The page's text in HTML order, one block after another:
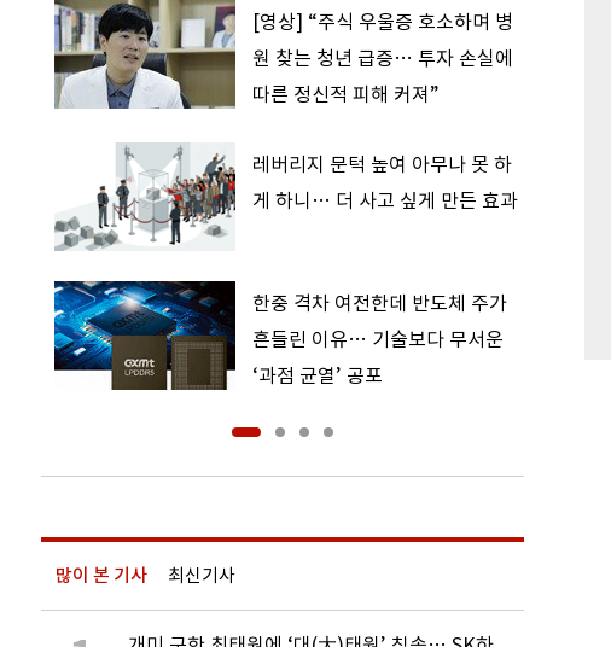
[영상] “주식 우울증 호소하며 병
원 찾는 청년 급증… 투자 손실에
따른 정신적 피해 커져”
레버리지 문턱 높여 아무나 못 하
게 하니… 더 사고 싶게 만든 효과
한중 격차 여전한데 반도체 주가
흔들린 이유… 기술보다 무서운
‘과점 균열’ 공포
많이 본 기사 최신기사